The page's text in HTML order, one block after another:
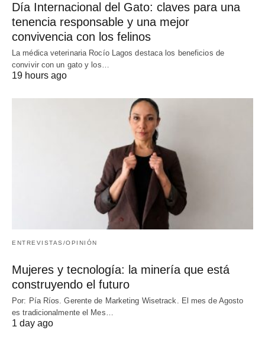
Día Internacional del Gato: claves para una
tenencia responsable y una mejor
convivencia con los felinos
La médica veterinaria Rocío Lagos destaca los beneficios de
convivir con un gato y los…
19 hours ago
ENTREVISTAS/OPINIÓN
Mujeres y tecnología: la minería que está
construyendo el futuro
Por: Pía Ríos. Gerente de Marketing Wisetrack. El mes de Agosto
es tradicionalmente el Mes…
1 day ago